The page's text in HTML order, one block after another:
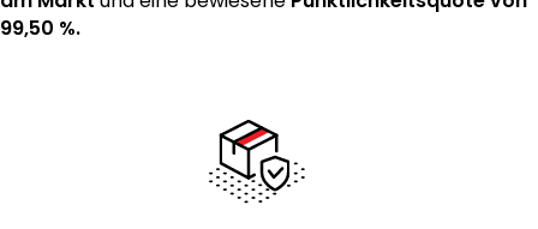
99,50 %.